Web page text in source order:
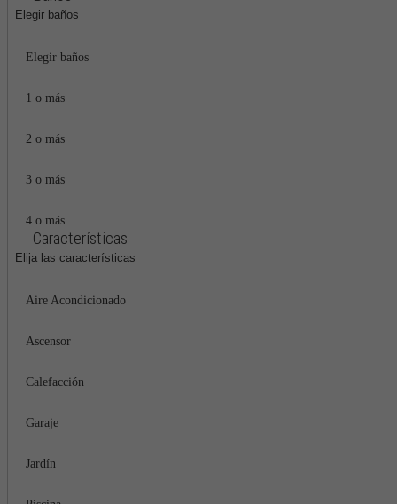
Elegir baños
Elegir baños
1 o más
2 o más
3 o más
4 o más
Características
Elija las características
Aire Acondicionado
Ascensor
Calefacción
Garaje
Jardín